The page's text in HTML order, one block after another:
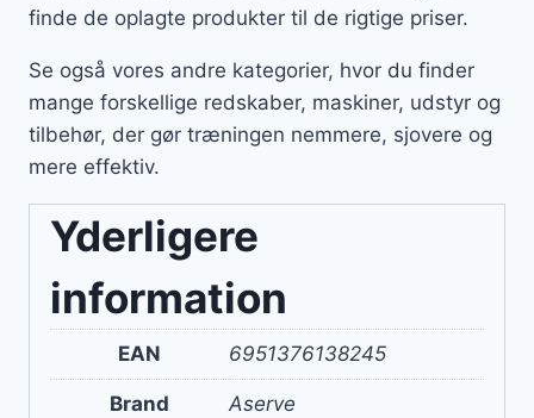
finde de oplagte produkter til de rigtige priser.
Se også vores andre kategorier, hvor du finder
mange forskellige redskaber, maskiner, udstyr og
tilbehør, der gør træningen nemmere, sjovere og
mere effektiv.
Yderligere
information
EAN 6951376138245
Brand Aserve